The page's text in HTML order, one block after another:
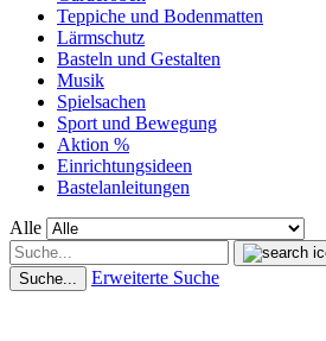
Teppiche und Bodenmatten
Lärmschutz
Basteln und Gestalten
Musik
Spielsachen
Sport und Bewegung
Aktion %
Einrichtungsideen
Bastelanleitungen
Alle
Suche... Erweiterte Suche